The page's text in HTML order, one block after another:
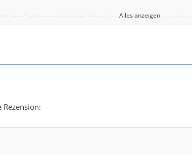
http://www.goldmann-
übersetzt. Das englische Original erschien 1994,
beschichteter Pappe und wurde mit einem
beginnt.
Alles anzeigen